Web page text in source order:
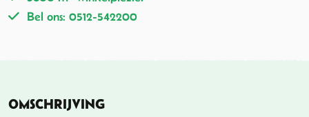
Bel ons: 0512-542200
OMSCHRIJVING